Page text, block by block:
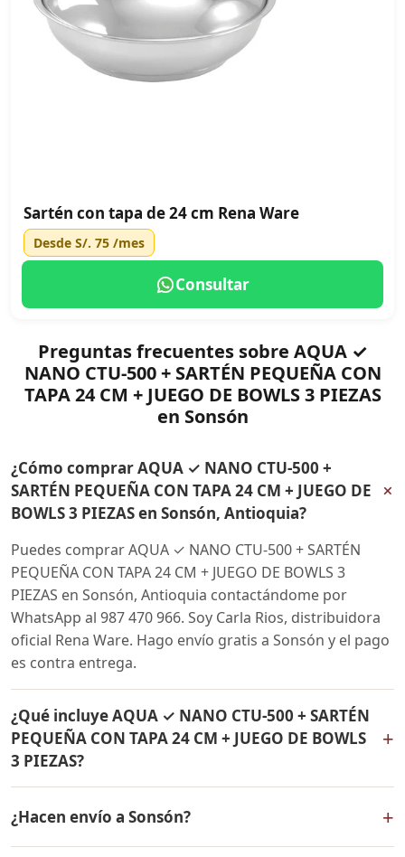
Sartén con tapa de 24 cm Rena Ware
Desde S/. 75 /mes
Consultar
Preguntas frecuentes sobre AQUA ✓
NANO CTU-500 + SARTÉN PEQUEÑA CON
TAPA 24 CM + JUEGO DE BOWLS 3 PIEZAS
en Sonsón
¿Cómo comprar AQUA ✓ NANO CTU-500 +
SARTÉN PEQUEÑA CON TAPA 24 CM + JUEGO DE
BOWLS 3 PIEZAS en Sonsón, Antioquia?
+
Puedes comprar AQUA ✓ NANO CTU-500 + SARTÉN
PEQUEÑA CON TAPA 24 CM + JUEGO DE BOWLS 3
PIEZAS en Sonsón, Antioquia contactándome por
WhatsApp al 987 470 966. Soy Carla Rios, distribuidora
oficial Rena Ware. Hago envío gratis a Sonsón y el pago
es contra entrega.
¿Qué incluye AQUA ✓ NANO CTU-500 + SARTÉN
PEQUEÑA CON TAPA 24 CM + JUEGO DE BOWLS
3 PIEZAS?
+
24 CM + JUEGO DE BOWLS 3 PIEZAS incluye: Filtro de
agua Rena Ware + Bowls Rena Ware + Sartén con tapa
¿Hacen envío a Sonsón? +